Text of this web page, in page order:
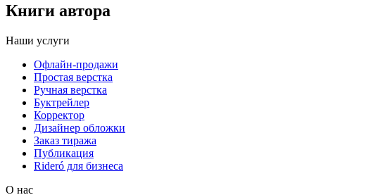
Книги автора
Наши услуги
Офлайн-продажи
Простая верстка
Ручная верстка
Буктрейлер
Корректор
Дизайнер обложки
Заказ тиража
Публикация
Rideró для бизнеса
О нас